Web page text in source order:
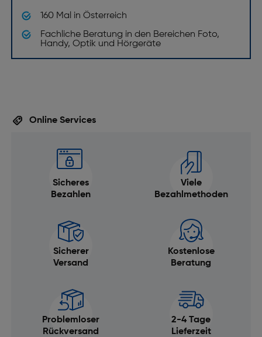
160 Mal in Österreich
Fachliche Beratung in den Bereichen Foto,
Handy, Optik und Hörgeräte
Online Services
Sicheres
Bezahlen
Viele
Bezahlmethoden
Sicherer
Versand
Kostenlose
Beratung
Problemloser
Rückversand
2-4 Tage
Lieferzeit